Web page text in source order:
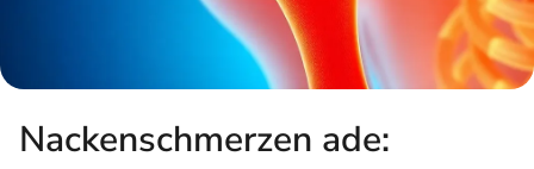
Nackenschmerzen ade: